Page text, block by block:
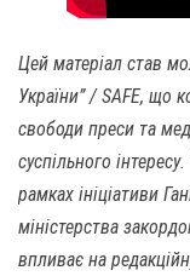
Цей матеріал став
України” / SAFE, що
свободи преси та
суспільного
рамках ініціативи
міністерства
впливає на